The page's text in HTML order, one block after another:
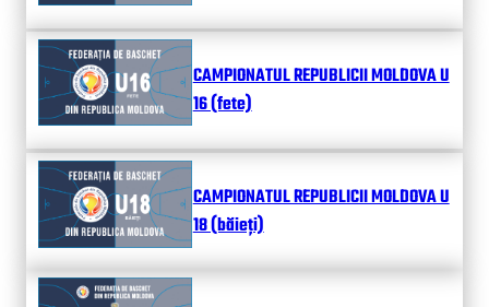
CAMPIONATUL REPUBLICII MOLDOVA U
16 (fete)
CAMPIONATUL REPUBLICII MOLDOVA U
18 (băieți)